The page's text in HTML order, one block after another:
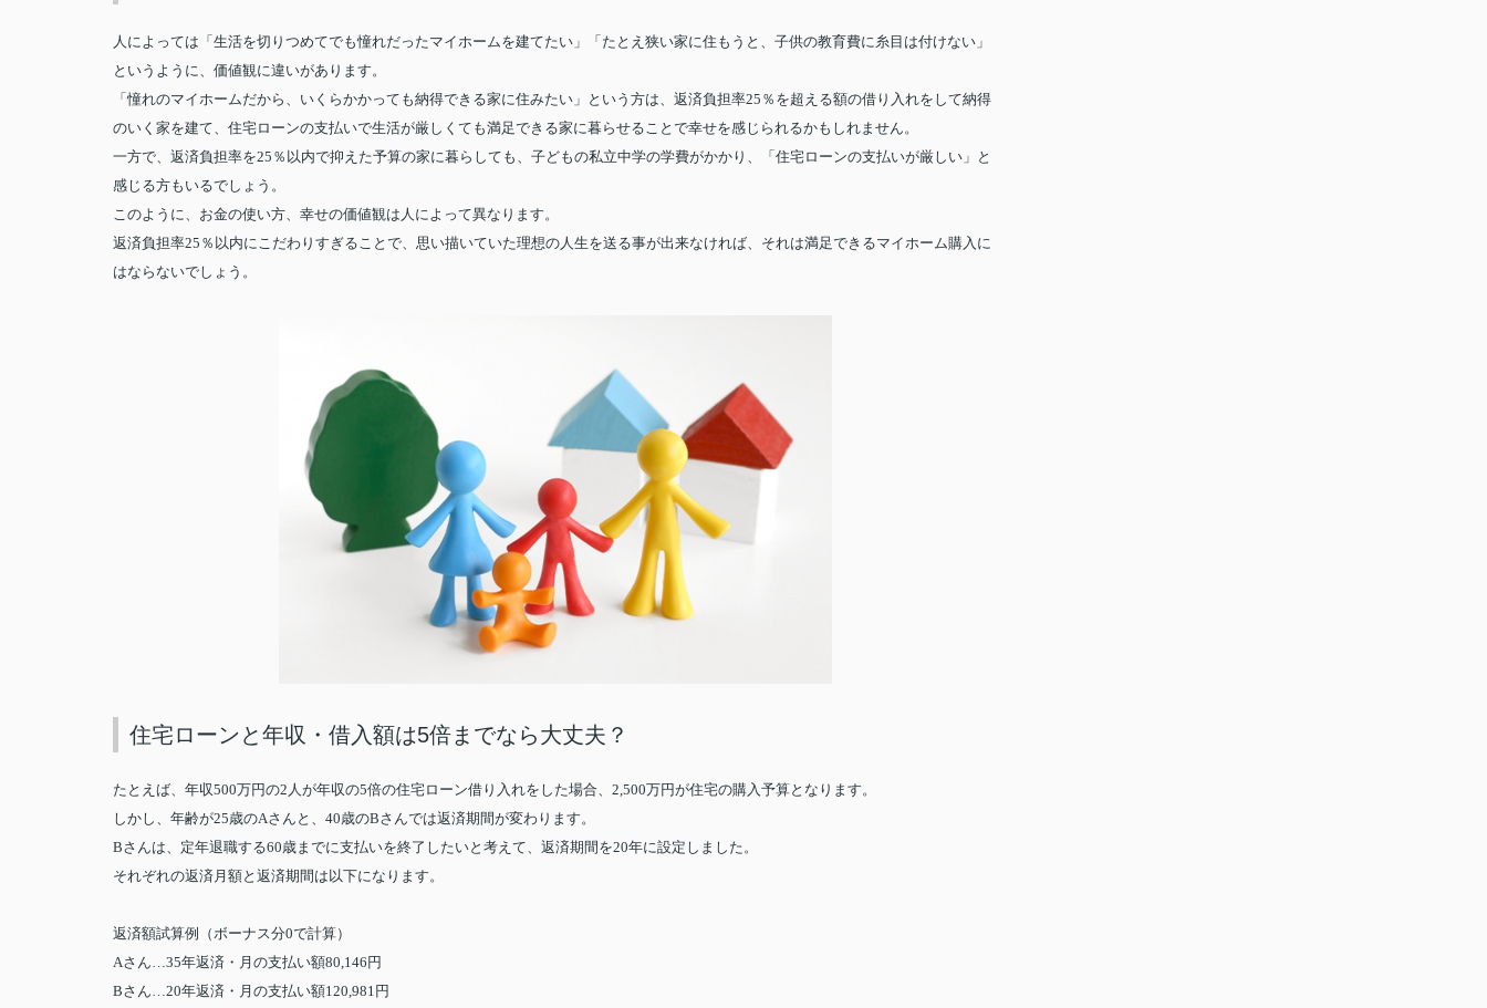
人によっては「生活を切りつめてでも憧れだったマイホームを建てたい」「たとえ狭い家に住もうと、子供の教育費に糸目は付けない」
というように、価値観に違いがあります。
「憧れのマイホームだから、いくらかかっても納得できる家に住みたい」という方は、返済負担率25％を超える額の借り入れをして納得
のいく家を建て、住宅ローンの支払いで生活が厳しくても満足できる家に暮らせることで幸せを感じられるかもしれません。
一方で、返済負担率を25％以内で抑えた予算の家に暮らしても、子どもの私立中学の学費がかかり、「住宅ローンの支払いが厳しい」と
感じる方もいるでしょう。
このように、お金の使い方、幸せの価値観は人によって異なります。
返済負担率25％以内にこだわりすぎることで、思い描いていた理想の人生を送る事が出来なければ、それは満足できるマイホーム購入に
はならないでしょう。
住宅ローンと年収・借入額は5倍までなら大丈夫？
たとえば、年収500万円の2人が年収の5倍の住宅ローン借り入れをした場合、2,500万円が住宅の購入予算となります。
しかし、年齢が25歳のAさんと、40歳のBさんでは返済期間が変わります。
Bさんは、定年退職する60歳までに支払いを終了したいと考えて、返済期間を20年に設定しました。
それぞれの返済月額と返済期間は以下になります。
返済額試算例（ボーナス分0で計算）
Aさん…35年返済・月の支払い額80,146円
Bさん…20年返済・月の支払い額120,981円